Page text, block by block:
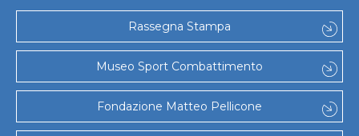
Albi Federali
Arbitri
Lotta
La disciplina
News
Gare e Risultati
Attività Didattica
Albi Federali
Rassegna Stampa
Museo Sport Combattimento
Fondazione Matteo Pellicone